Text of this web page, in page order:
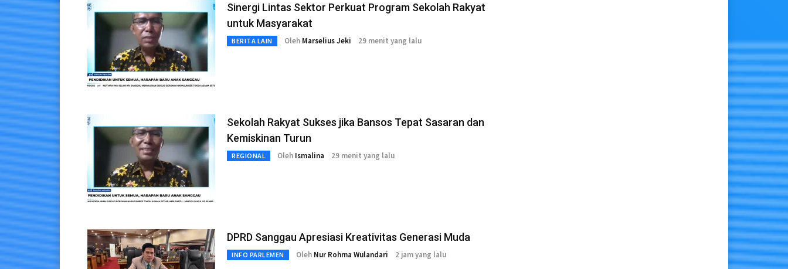
Sinergi Lintas Sektor Perkuat Program Sekolah Rakyat
untuk Masyarakat
BERITA LAIN Oleh Marselius Jeki 29 menit yang lalu
Sekolah Rakyat Sukses jika Bansos Tepat Sasaran dan
Kemiskinan Turun
REGIONAL Oleh Ismalina 29 menit yang lalu
DPRD Sanggau Apresiasi Kreativitas Generasi Muda
INFO PARLEMEN Oleh Nur Rohma Wulandari 2 jam yang lalu